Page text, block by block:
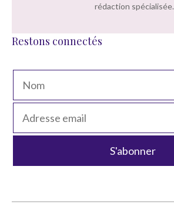
rédaction spécialisée.
Restons connectés